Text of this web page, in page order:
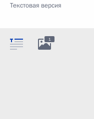
Текстовая версия
1